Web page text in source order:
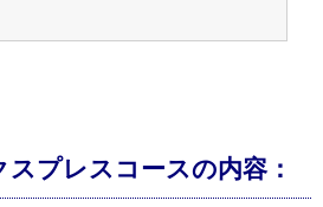
プレスコースの内容：